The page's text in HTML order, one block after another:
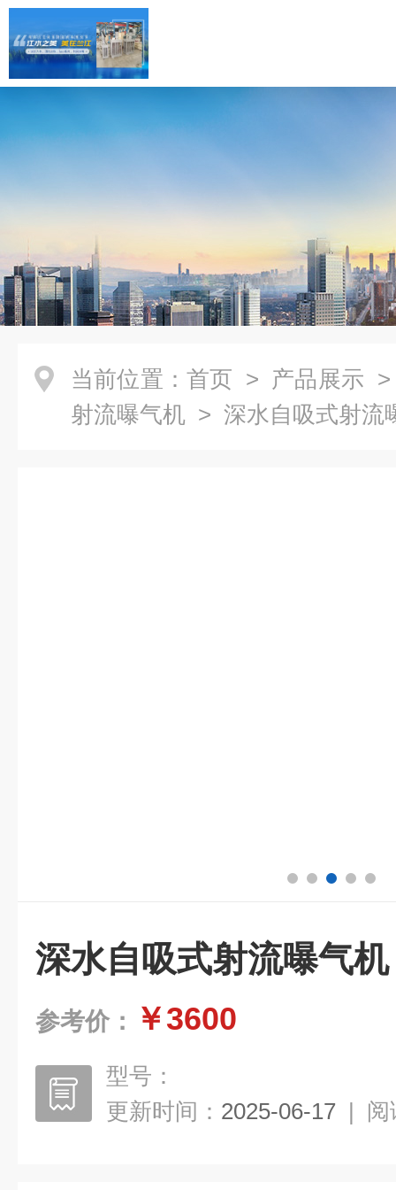
当前位置： 首页 > 产品展示
射流曝气机 > 深水自吸式射流
深水自吸式射流曝气机
参考价： ￥3600
型号：
更新时间： 2025-06-17 | 阅